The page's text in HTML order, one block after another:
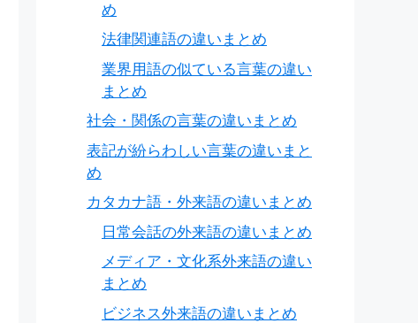
め
法律関連語の違いまとめ
業界用語の似ている言葉の違い
まとめ
社会・関係の言葉の違いまとめ
表記が紛らわしい言葉の違いまと
め
カタカナ語・外来語の違いまとめ
日常会話の外来語の違いまとめ
メディア・文化系外来語の違い
まとめ
ビジネス外来語の違いまとめ